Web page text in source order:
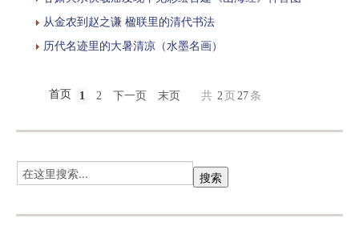
从金农到赵之谦 楹联里的清代书法
历代名迹里的大暑清凉（水墨名画）
首页 1 2 下一页 末页 共 2 页 27 条